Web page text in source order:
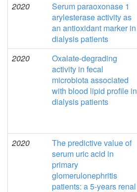
2020
Serum paraoxonase 1
arylesterase activity as
an antioxidant marker in
dialysis patients
2020
Oxalate-degrading
activity in fecal
microbiota associated
with blood lipid profile in
dialysis patients
2020
The predictive value of
serum uric acid in
primary
glomerulonephritis
patients: a 5-years renal